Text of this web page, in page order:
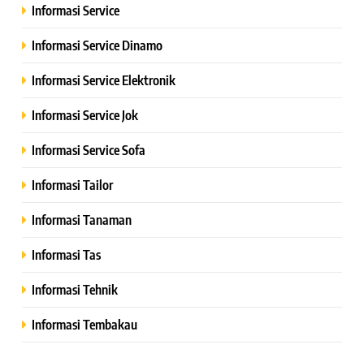
Informasi Service
Informasi Service Dinamo
Informasi Service Elektronik
Informasi Service Jok
Informasi Service Sofa
Informasi Tailor
Informasi Tanaman
Informasi Tas
Informasi Tehnik
Informasi Tembakau